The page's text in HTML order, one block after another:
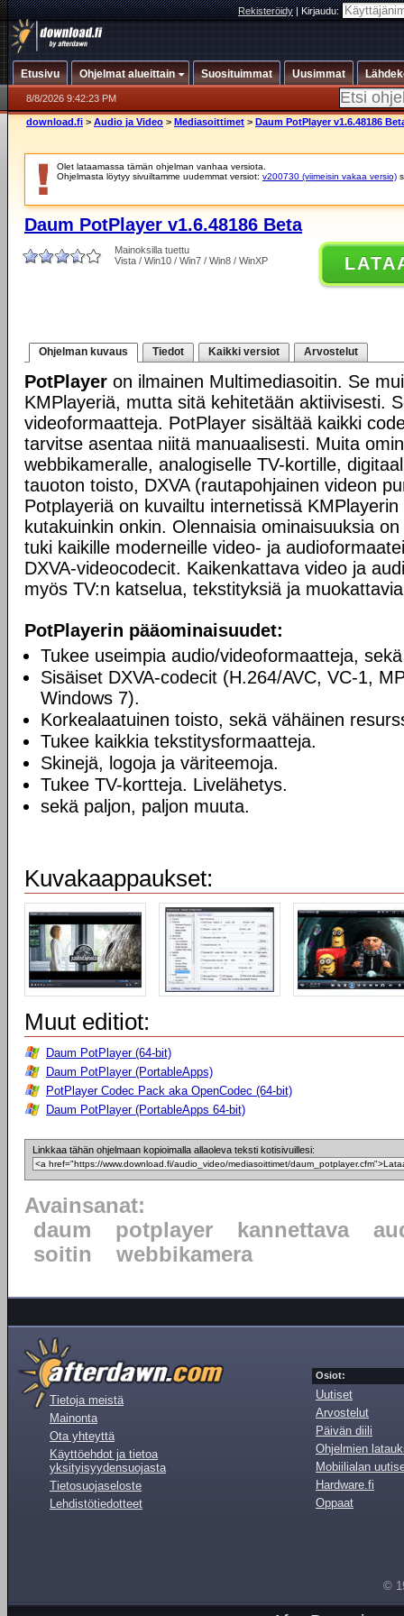
Rekisteröidy|Kirjaudu:
Etusivu Ohjelmat alueittain Suosituimmat Uusimmat
8/8/2026 9:42:23 PM
download.fi > Audio ja Video > Mediasoittimet > Daum PotPlayer v1.6.48186
Olet lataamassa tämän ohjelman vanhaa versiota.
Ohjelmasta löytyy sivuiltamme uudemmat versiot: v200730 (viimeisin vakaa versio)
Daum PotPlayer v1.6.48186 Beta
Mainoksilla tuettu
Vista / Win10 / Win7 / Win8 / WinXP
Ohjelman kuvaus Tiedot Kaikki versiot Arvostelut
PotPlayer on ilmainen Multimediasoitin. Se
KMPlayeriä, mutta sitä kehitetään aktiivisesti.
videoformaatteja. PotPlayer sisältää kaikki
tarvitse asentaa niitä manuaalisesti. Muita
webbikameralle, analogiselle TV-kortille,
tauoton toisto, DXVA (rautapohjainen videon
Potplayeriä on kuvailtu internetissä
kutakuinkin onkin. Olennaisia ominaisuuksia
tuki kaikille moderneille video- ja
DXVA-videocodecit. Kaikenkattava video ja
myös TV:n katselua, tekstityksiä ja
PotPlayerin pääominaisuudet:
Tukee useimpia audio/videoformaatteja,
Sisäiset DXVA-codecit (H.264/AVC, VC-1,
Windows 7).
Korkealaatuinen toisto, sekä vähäinen
Tukee kaikkia tekstitysformaatteja.
Skinejä, logoja ja väriteemoja.
Tukee TV-kortteja. Livelähetys.
sekä paljon, paljon muuta.
Kuvakaappaukset:
Muut editiot:
Daum PotPlayer (64-bit)
Daum PotPlayer (PortableApps)
PotPlayer Codec Pack aka OpenCodec (64-bit)
Daum PotPlayer (PortableApps 64-bit)
Linkkaa tähän ohjelmaan kopioimalla allaoleva teksti kotisivuillesi:
Avainsanat:
daum
potplayer kannettava
soitin
webbikamera
Tietoja meistä
Mainonta
Ota yhteyttä
Käyttöehdot ja tietoa
yksityisyydensuojasta
Tietosuojaseloste
Lehdistötiedotteet
Osiot:
Uutiset
Arvostelut
Päivän diili
Ohjelmien
Mobiilialan
Hardware.fi
Oppaat
©